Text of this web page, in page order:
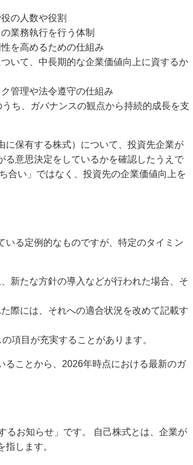
の人数や役割
業務執行を行う体制
を高めるための仕組み
いて、中長期的な企業価値向上に資するか
管理や法令遵守の仕組み
ち、ガバナンスの観点から持続的成長を支
に保有する株式）について、投資先企業が
る意思決定をしているかを確認したうえで
合い」ではなく、投資先の企業価値向上を
いる定例的なものですが、特定のタイミン
新たな方針の導入などが行われた場合、そ
際には、それへの適合状況を改めて記載す
項目が充実することがあります。
ることから、2026年時点における最新のガ
るお知らせ」です。 自己株式とは、企業が
します。